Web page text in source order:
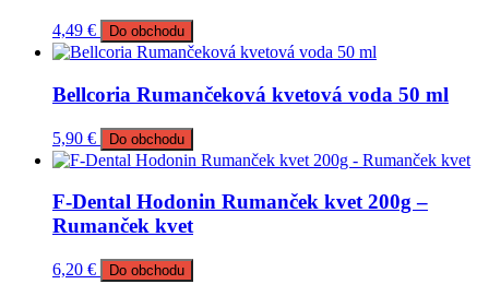
4,49 € Do obchodu
Bellcoria Rumančeková kvetová voda 50 ml
5,90 € Do obchodu
F-Dental Hodonin Rumanček kvet 200g –
Rumanček kvet
6,20 € Do obchodu